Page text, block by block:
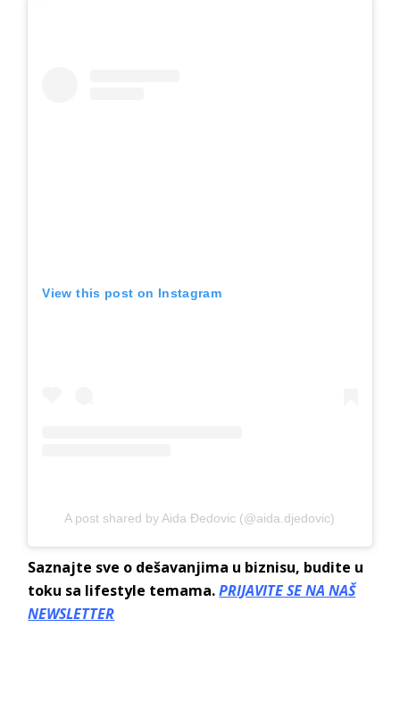
View this post on Instagram
A post shared by Aida Đedovic (@aida.djedovic)
Saznajte sve o dešavanjima u biznisu, budite u
toku sa lifestyle temama.PRIJAVITE SE NA NAŠ
NEWSLETTER